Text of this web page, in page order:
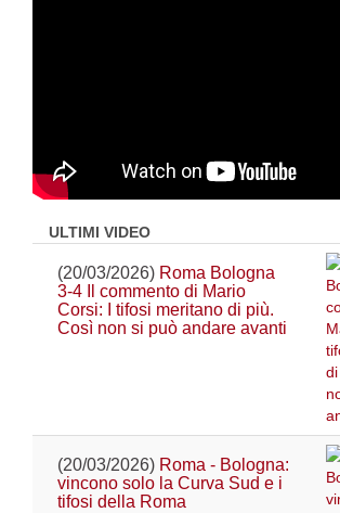
ULTIMI VIDEO
(20/03/2026) Roma Bologna
3-4 Il commento di Mario
Corsi: I tifosi meritano di più.
Così non si può andare avanti
(20/03/2026) Roma - Bologna:
vincono solo la Curva Sud e i
tifosi della Roma